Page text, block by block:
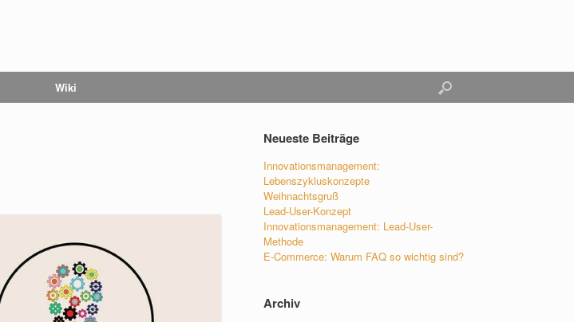
Wiki
Neueste Beiträge
Innovationsmanagement:
Lebenszykluskonzepte
Weihnachtsgruß
Lead-User-Konzept
Innovationsmanagement: Lead-User-
Methode
E-Commerce: Warum FAQ so wichtig sind?
Archiv